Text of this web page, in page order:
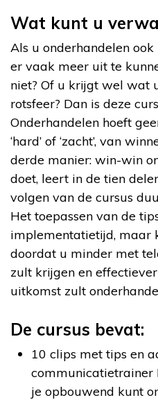
Wat kunt u
Als u onderhandelen
er vaak meer uit te
niet? Of u krijgt wel wat
rotsfeer? Dan is deze
Onderhandelen hoeft
‘hard’ of ‘zacht’, van
derde manier: win-win
doet, leert in de tien
volgen van de cursus
Het toepassen van de
implementatietijd, maar
doordat u minder met
zult krijgen en
uitkomst zult
De cursus bevat:
10 clips met tips en
communicatietrainer
je opbouwend kunt